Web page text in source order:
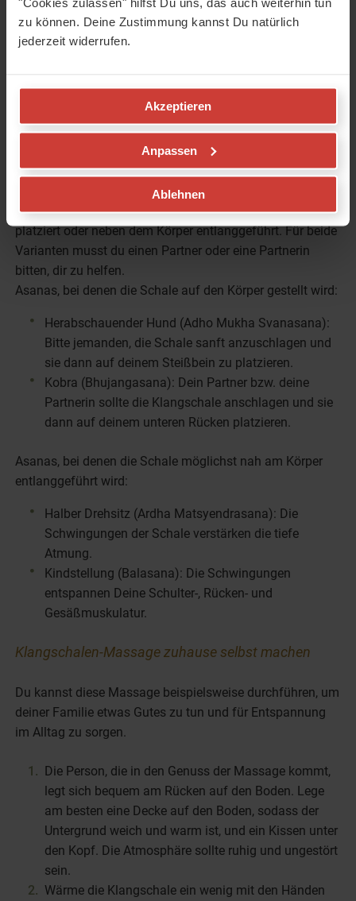
zu können. Deine Zustimmung kannst Du natürlich
jederzeit widerrufen.
Akzeptieren
Anpassen
Ablehnen
sie auch zuhause wunderbar selbst einsetzen. Ob bei der
täglichen Meditation, zur Ergänzung von Yoga-Übungen
oder für eine wohltuende Massage: Mit Klangschalen
schaffen. Probiere doch einfach die folgenden Tipps aus:
Yoga mit Klangschalen: Kombiniere diese Asanas
Beim Yoga gibt es zwei Möglichkeiten: Die Klangschale
wird angeklungen und dann entweder auf dem Körper
platziert oder neben dem Körper entlanggeführt. Für beide
Varianten musst du einen Partner oder eine Partnerin
bitten, dir zu helfen.
Asanas, bei denen die Schale auf den Körper gestellt wird:
Herabschauender Hund (Adho Mukha Svanasana):
Bitte jemanden, die Schale sanft anzuschlagen und
sie dann auf deinem Steißbein zu platzieren.
Kobra (Bhujangasana): Dein Partner bzw. deine
Partnerin sollte die Klangschale anschlagen und sie
dann auf deinem unteren Rücken platzieren.
Asanas, bei denen die Schale möglichst nah am Körper
entlanggeführt wird:
Halber Drehsitz (Ardha Matsyendrasana): Die
Schwingungen der Schale verstärken die tiefe
Atmung.
Kindstellung (Balasana): Die Schwingungen
entspannen Deine Schulter-, Rücken- und
Gesäßmuskulatur.
Klangschalen-Massage zuhause selbst machen
Du kannst diese Massage beispielsweise durchführen, um
deiner Familie etwas Gutes zu tun und für Entspannung
im Alltag zu sorgen.
Die Person, die in den Genuss der Massage kommt,
legt sich bequem am Rücken auf den Boden. Lege
am besten eine Decke auf den Boden, sodass der
Untergrund weich und warm ist, und ein Kissen unter
den Kopf. Die Atmosphäre sollte ruhig und ungestört
sein.
Wärme die Klangschale ein wenig mit den Händen